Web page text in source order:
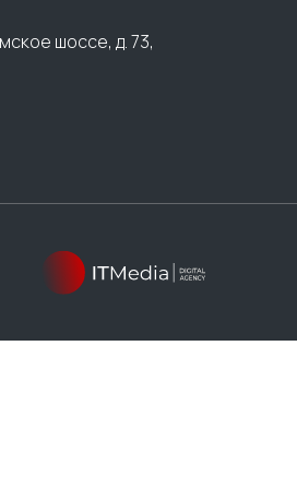
шоссе, д. 73,